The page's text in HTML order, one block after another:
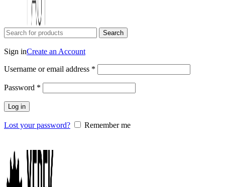
Search
Sign inCreate an Account
Username or email address *
Password *
Log in
Lost your password?
Remember me